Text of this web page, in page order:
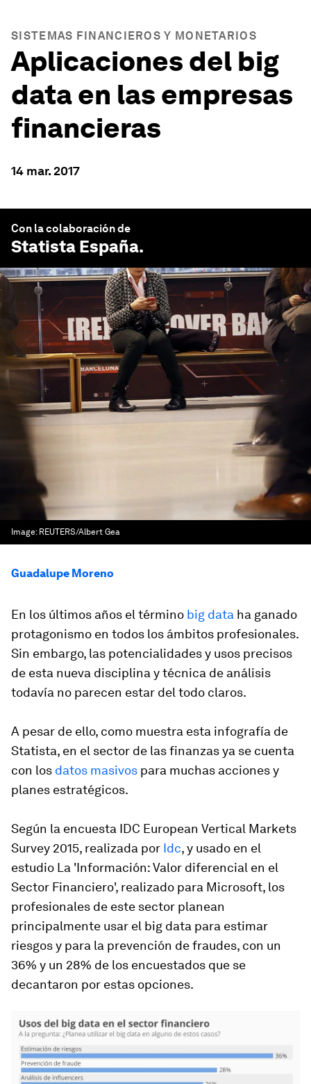
SISTEMAS FINANCIEROS Y MONETARIOS
Aplicaciones del big
data en las empresas
financieras
14 mar. 2017
Con la colaboración de
Statista España.
Image: REUTERS/Albert Gea
Guadalupe Moreno
En los últimos años el término big data ha ganado
protagonismo en todos los ámbitos profesionales.
Sin embargo, las potencialidades y usos precisos
de esta nueva disciplina y técnica de análisis
todavía no parecen estar del todo claros.
A pesar de ello, como muestra esta infografía de
Statista, en el sector de las finanzas ya se cuenta
con los datos masivos para muchas acciones y
planes estratégicos.
Según la encuesta IDC European Vertical Markets
Survey 2015, realizada por Idc, y usado en el
estudio La 'Información: Valor diferencial en el
Sector Financiero', realizado para Microsoft, los
profesionales de este sector planean
principalmente usar el big data para estimar
riesgos y para la prevención de fraudes, con un
36% y un 28% de los encuestados que se
decantaron por estas opciones.